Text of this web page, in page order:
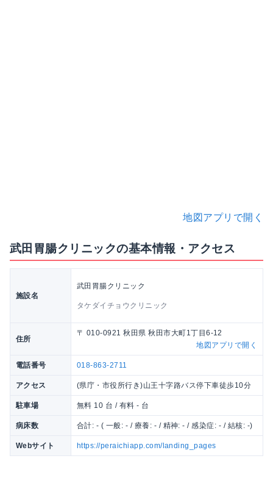
地図アプリで開く
武田胃腸クリニックの基本情報・アクセス
施設名
武田胃腸クリニック
タケダイチョウクリニック
住所
〒 010-0921 秋田県 秋田市大町1丁目6-12
地図アプリで開く
電話番号 018-863-2711
アクセス (県庁・市役所行き)山王十字路バス停下車徒歩10分
駐車場 無料 10 台 / 有料 - 台
病床数 合計: - ( 一般: - / 療養: - / 精神: - / 感染症: - / 結核: -)
Webサイト https://peraichiapp.com/landing_pages